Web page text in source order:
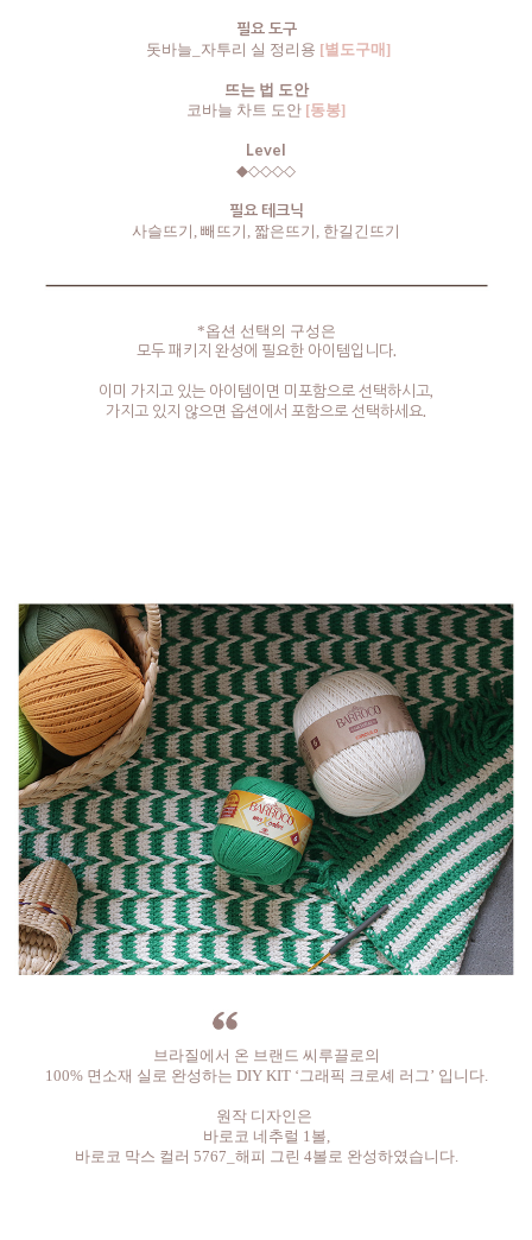
필요 도구
돗바늘_자투리 실 정리용 [별도구매]
뜨는 법 도안
코바늘 차트 도안 [동봉]
Level
◆◇◇◇◇
필요 테크닉
사슬뜨기, 빼뜨기, 짧은뜨기, 한길긴뜨기
*옵션 선택의 구성은
모두 패키지 완성에 필요한 아이템입니다.
이미 가지고 있는 아이템이면 미포함으로 선택하시고,
가지고 있지 않으면 옵션에서 포함으로 선택하세요.
브라질에서 온 브랜드 씨루끌로의
100% 면소재 실로 완성하는 DIY KIT ‘그래픽 크로셰 러그’ 입니다.
원작 디자인은
바로코 네추럴 1볼,
바로코 막스 컬러 5767_해피 그린 4볼로 완성하였습니다.